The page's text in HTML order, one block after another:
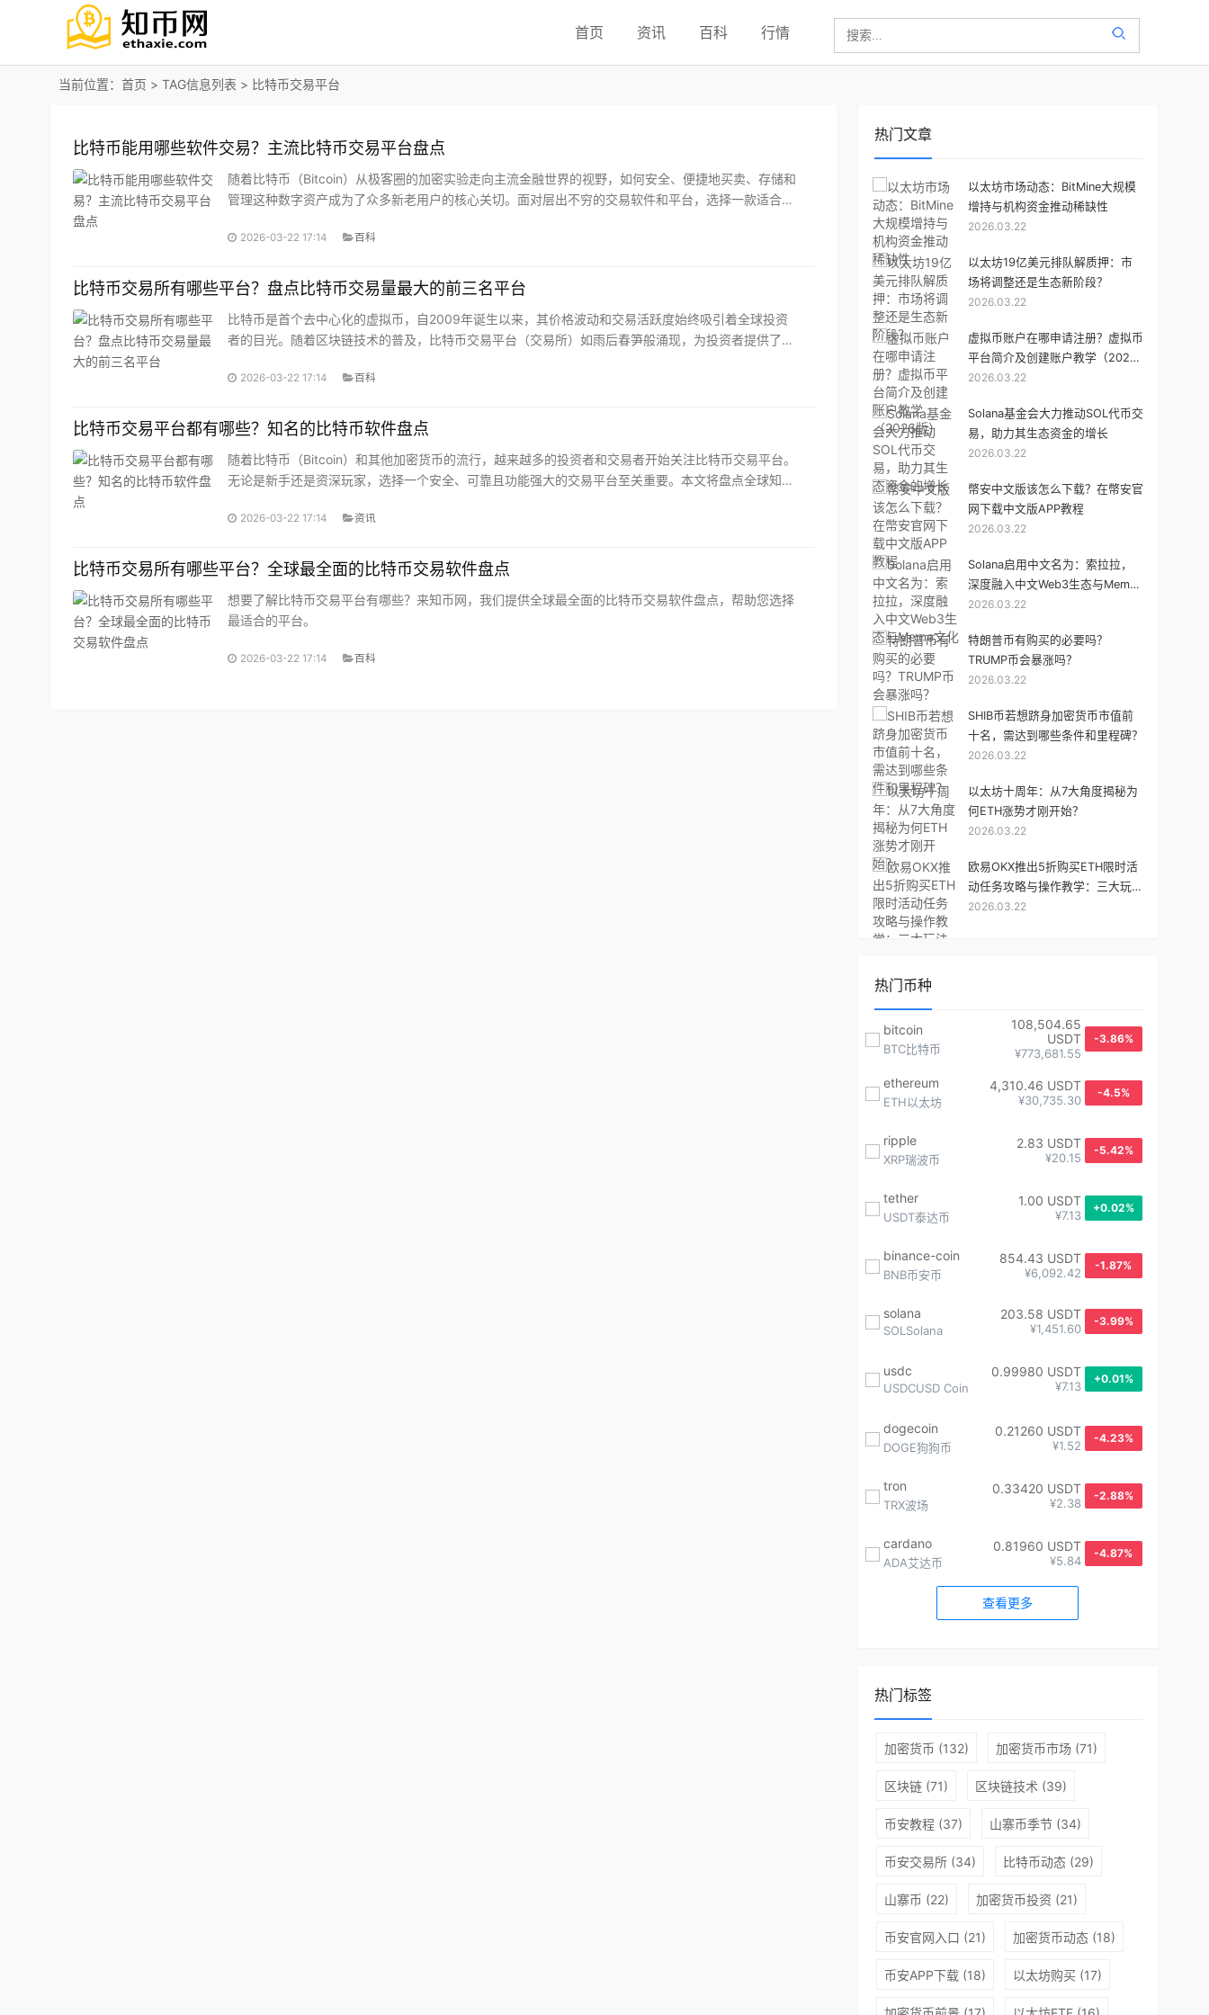
首页 资讯 百科 行情
当前位置： 首页 > TAG信息列表 > 比特币交易平台
比特币能用哪些软件交易？主流比特币交易平台盘点
随着比特币（Bitcoin）从极客圈的加密实验走向主流金融世界的视野，如何安全、便捷地买卖、存储和
管理这种数字资产成为了众多新老用户的核心关切。面对层出不穷的交易软件和平台，选择一款适合自
考指南。
2026-03-22 17:14 百科
比特币交易所有哪些平台？盘点比特币交易量最大的前三名平台
比特币是首个去中心化的虚拟币，自2009年诞生以来，其价格波动和交易活跃度始终吸引着全球投资
者的目光。随着区块链技术的普及，比特币交易平台（交易所）如雨后春笋般涌现，为投资者提供了便
将聚焦全球比特币交易市场，分析交易量最大的前三名平台，并探讨其核心优势与潜在风险。
2026-03-22 17:14 百科
比特币交易平台都有哪些？知名的比特币软件盘点
随着比特币（Bitcoin）和其他加密货币的流行，越来越多的投资者和交易者开始关注比特币交易平台。
无论是新手还是资深玩家，选择一个安全、可靠且功能强大的交易平台至关重要。本文将盘点全球知名
2026-03-22 17:14 资讯
比特币交易所有哪些平台？全球最全面的比特币交易软件盘点
想要了解比特币交易平台有哪些？来知币网，我们提供全球最全面的比特币交易软件盘点，帮助您选择
最适合的平台。
2026-03-22 17:14 百科
热门文章
以太坊市场动态：BitMine大规模
增持与机构资金推动稀缺性
2026.03.22
以太坊19亿美元排队解质押：市
场将调整还是生态新阶段？
2026.03.22
虚拟币账户在哪申请注册？虚拟币
平台简介及创建账户教学（2026
版）
2026.03.22
Solana基金会大力推动SOL代币交
易，助力其生态资金的增长
2026.03.22
幣安中文版该怎么下载？在幣安官
网下载中文版APP教程
2026.03.22
Solana启用中文名为：索拉拉，
深度融入中文Web3生态与Meme
文化
2026.03.22
特朗普币有购买的必要吗？
TRUMP币会暴涨吗？
2026.03.22
SHIB币若想跻身加密货币市值前
十名，需达到哪些条件和里程碑？
2026.03.22
以太坊十周年：从7大角度揭秘为
何ETH涨势才刚开始？
2026.03.22
欧易OKX推出5折购买ETH限时活
动任务攻略与操作教学：三大玩法
完整解析
2026.03.22
热门币种
bitcoin
BTC比特币
108,504.65
USDT
¥773,681.55
-3.86%
ethereum
ETH以太坊
4,310.46 USDT
¥30,735.30
-4.5%
ripple
XRP瑞波币
2.83 USDT
¥20.15
-5.42%
tether
USDT泰达币
1.00 USDT
¥7.13
+0.02%
binance-coin
BNB币安币
854.43 USDT
¥6,092.42
-1.87%
solana
SOLSolana
203.58 USDT
¥1,451.60
-3.99%
usdc
USDCUSD Coin
0.99980 USDT
¥7.13
+0.01%
dogecoin
DOGE狗狗币
0.21260 USDT
¥1.52
-4.23%
tron
TRX波场
0.33420 USDT
¥2.38
-2.88%
cardano
ADA艾达币
0.81960 USDT
¥5.84
-4.87%
查看更多
热门标签
加密货币 (132) 加密货币市场 (71)
区块链(71) 区块链技术 (39)
币安教程(37) 山寨币季节(34)
币安交易所(34) 比特币动态(29)
山寨币 (22) 加密货币投资 (21)
币安官网入口 (21) 加密货币动态(18)
币安APP下载(18) 以太坊购买 (17)